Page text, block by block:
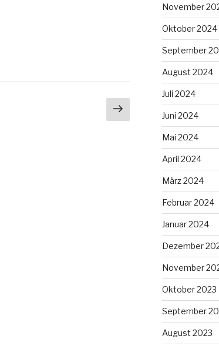
Nächste
Seite
November
Oktober 2024
September
August 2024
Juli 2024
Juni 2024
Mai 2024
April 2024
März 2024
Februar 2024
Januar 2024
Dezember
November
Oktober 2023
September
August 2023